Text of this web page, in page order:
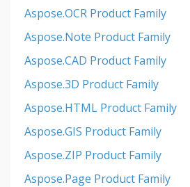
Aspose.OCR Product Family
Aspose.Note Product Family
Aspose.CAD Product Family
Aspose.3D Product Family
Aspose.HTML Product Family
Aspose.GIS Product Family
Aspose.ZIP Product Family
Aspose.Page Product Family